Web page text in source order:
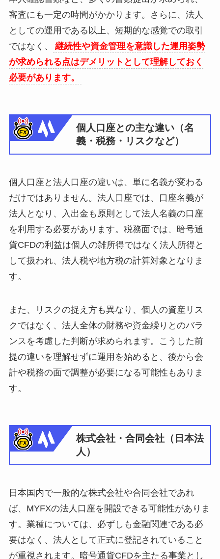
審査にも一定の時間がかかります。さらに、法人
としての運用である以上、短期的な感覚での取引
ではなく、
継続性や資金管理を意識した運用姿勢
が求められる点はデメリットとして理解しておく
必要があります。
個人口座との主な違い（名
義・税務・リスクなど）
個人口座と法人口座の違いは、単に名義が変わる
だけではありません。法人口座では、口座名義が
法人となり、入出金も原則として法人名義の口座
を利用する必要があります。税務面では、暗号通
貨CFDの利益は個人の雑所得ではなく法人所得と
して扱われ、法人税や地方税の計算対象となりま
す。
また、リスクの捉え方も異なり、個人の資産リス
クではなく、法人全体の財務や資金繰りとのバラ
ンスを考慮した判断が求められます。こうした前
提の違いを理解せずに運用を始めると、後から会
計や税務の面で調整が必要になる可能性もありま
す。
株式会社・合同会社（日本法
人）
日本国内で一般的な株式会社や合同会社であれ
ば、MYFXの法人口座を開設できる可能性がありま
す。業種については、必ずしも金融関連である必
要はなく、法人として正式に登記されていること
が重視されます。暗号通貨CFDを主たる事業とし